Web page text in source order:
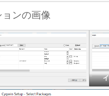
ョンの画像